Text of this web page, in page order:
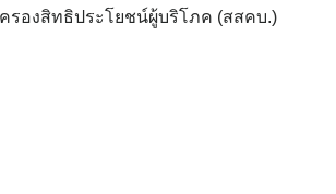
องสิทธิประโยชน์ผู้บริโภค (สสคบ.)